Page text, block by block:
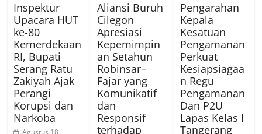
Inspektur
Upacara HUT
ke-80
Kemerdekaan
RI, Bupati
Serang Ratu
Zakiyah Ajak
Perangi
Korupsi dan
Narkoba
Aliansi Buruh
Cilegon
Apresiasi
Kepemimpin
an Setahun
Robinsar–
Fajar yang
Komunikatif
dan
Responsif
terhadap
Pengarahan
Kepala
Kesatuan
Pengamanan
Perkuat
Kesiapsiagaa
n Regu
Pengamanan
Dan P2U
Lapas Kelas I
Tangerang